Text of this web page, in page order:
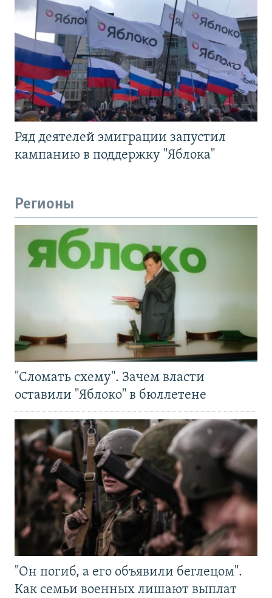
Ряд деятелей эмиграции запустил
кампанию в поддержку "Яблока"
Регионы
"Сломать схему". Зачем власти
оставили "Яблоко" в бюллетене
"Он погиб, а его объявили беглецом".
Как семьи военных лишают выплат